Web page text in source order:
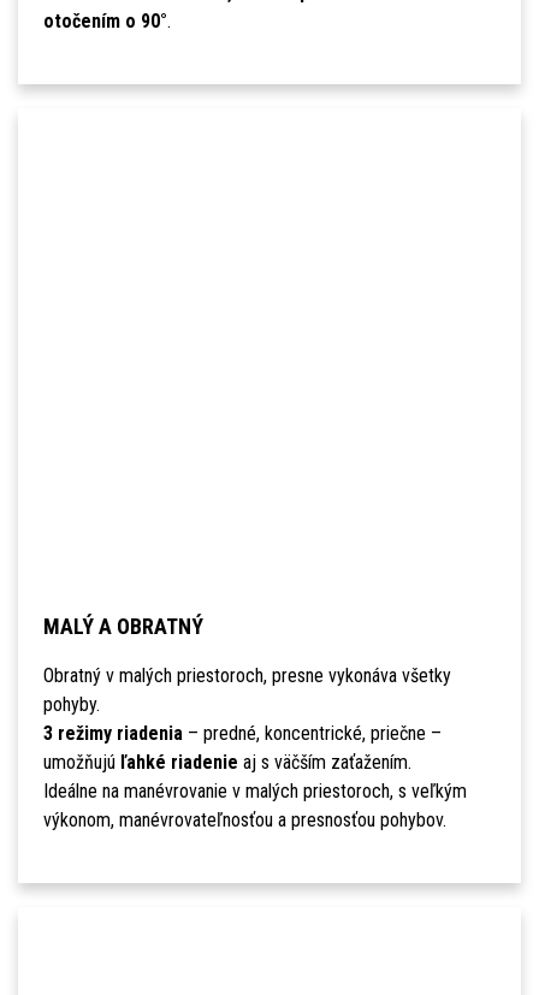
otočením o 90°.
MALÝ A OBRATNÝ
Obratný v malých priestoroch, presne vykonáva všetky
pohyby.
3 režimy riadenia– predné, koncentrické, priečne –
umožňujú ľahké riadenie aj s väčším zaťažením.
Ideálne na manévrovanie v malých priestoroch, s veľkým
výkonom, manévrovateľnosťou a presnosťou pohybov.